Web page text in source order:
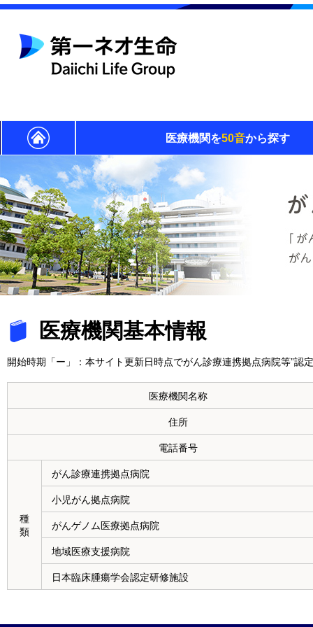
医療機関を50音から探す
医療機関基本情報
開始時期「ー」：本サイト更新日時点でがん診療連携拠点病院等”認
医療機関名称
住所
電話番号
種
類
がん診療連携拠点病院
小児がん拠点病院
がんゲノム医療拠点病院
地域医療支援病院
日本臨床腫瘍学会認定研修施設